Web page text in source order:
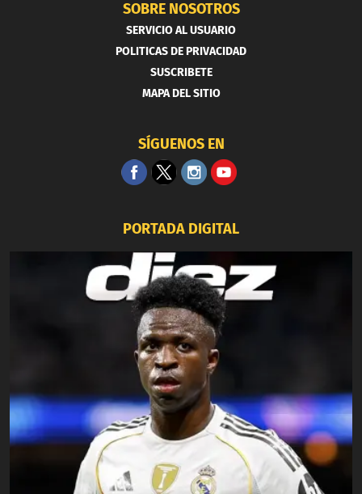
SOBRE NOSOTROS
SERVICIO AL USUARIO
POLITICAS DE PRIVACIDAD
SUSCRIBETE
MAPA DEL SITIO
SÍGUENOS EN
PORTADA DIGITAL